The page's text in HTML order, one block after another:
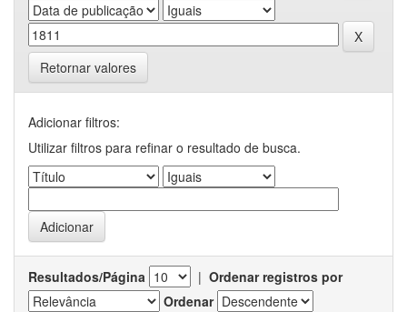
Retornar valores
Adicionar filtros:
Utilizar filtros para refinar o resultado de busca.
Resultados/Página | Ordenar registros por
Ordenar